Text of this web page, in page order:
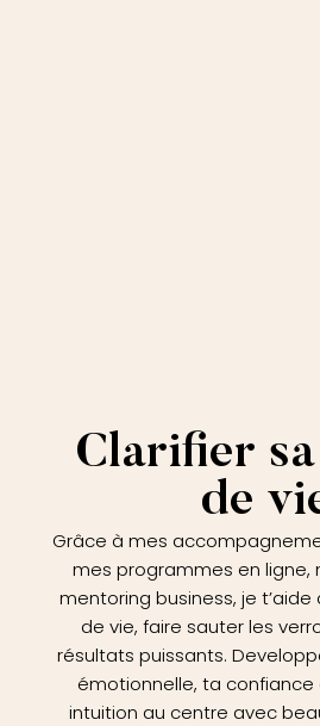
Clarifier
de
Grâce à mes
mes programmes en ligne,
mentoring business, je t’aide
de vie, faire sauter les
résultats puissants.
émotionnelle, ta
intuition au centre avec